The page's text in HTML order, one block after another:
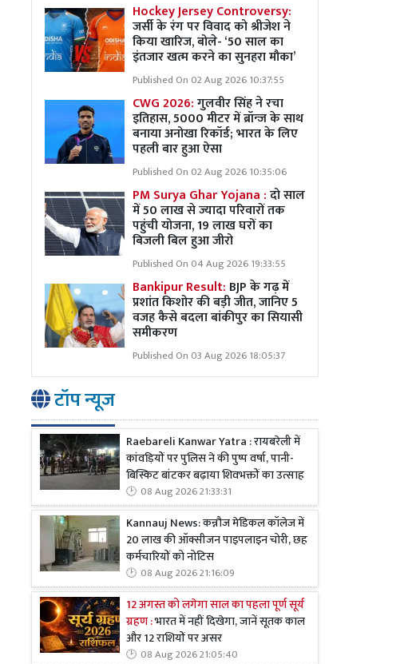
Hockey Jersey Controversy:
जर्सी के रंग पर विवाद को श्रीजेश ने
किया खारिज, बोले- ‘50 साल का
इंतजार खत्म करने का सुनहरा मौका’
Published On 02 Aug 2026 10:37:55
CWG 2026:गुलवीर सिंह ने रचा
इतिहास, 5000 मीटर में ब्रॉन्ज के साथ
बनाया अनोखा रिकॉर्ड; भारत के लिए
पहली बार हुआ ऐसा
Published On 02 Aug 2026 10:35:06
PM Surya Ghar Yojana :दो साल
में 50 लाख से ज्यादा परिवारों तक
पहुंची योजना, 19 लाख घरों का
बिजली बिल हुआ जीरो
Published On 04 Aug 2026 19:33:55
Bankipur Result: BJP के गढ़ में
प्रशांत किशोर की बड़ी जीत, जानिए 5
वजह कैसे बदला बांकीपुर का सियासी
समीकरण
Published On 03 Aug 2026 18:05:37
टॉप न्यूज
Raebareli Kanwar Yatra : रायबरेली में
कांवड़ियों पर पुलिस ने की पुष्प वर्षा, पानी-
बिस्किट बांटकर बढ़ाया शिवभक्तों का उत्साह
08 Aug 2026 21:33:31
Kannauj News: कन्नौज मेडिकल कॉलेज में
20 लाख की ऑक्सीजन पाइपलाइन चोरी, छह
कर्मचारियों को नोटिस
08 Aug 2026 21:16:09
12 अगस्त को लगेगा साल का पहला पूर्ण सूर्य
ग्रहण :भारत में नहीं दिखेगा, जानें सूतक काल
और 12 राशियों पर असर
08 Aug 2026 21:05:40